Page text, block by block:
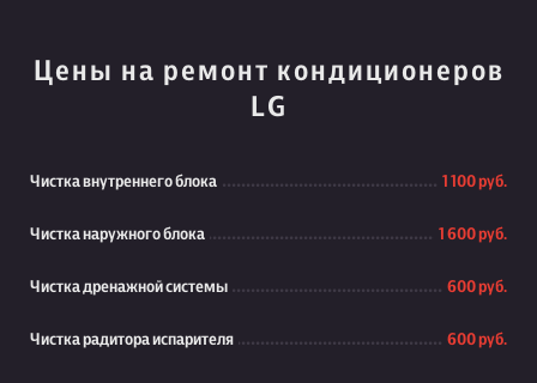
Цены на ремонт кондиционеров
LG
Чистка внутреннего блока 1 100 руб.
Чистка наружного блока 1 600 руб.
Чистка дренажной системы 600 руб.
Чистка радитора испарителя 600 руб.